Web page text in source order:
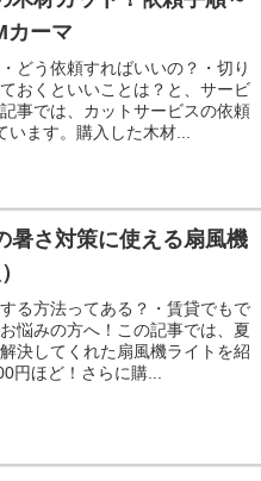
カーマ
どう依頼すればいいの？・切り
おくといいことは？と、サービ
事では、カットサービスの依頼
ます。購入した木材...
暑さ対策に使える扇風機
る方法ってある？・賃貸でもで
悩みの方へ！この記事では、夏
決してくれた扇風機ライトを紹
円ほど！さらに購...